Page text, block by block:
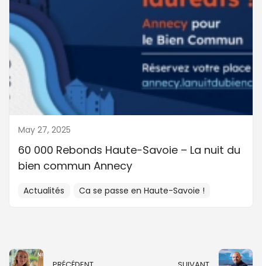
May 27, 2025
60 000 Rebonds Haute-Savoie – La nuit du
bien commun Annecy
Actualités Ca se passe en Haute-Savoie !